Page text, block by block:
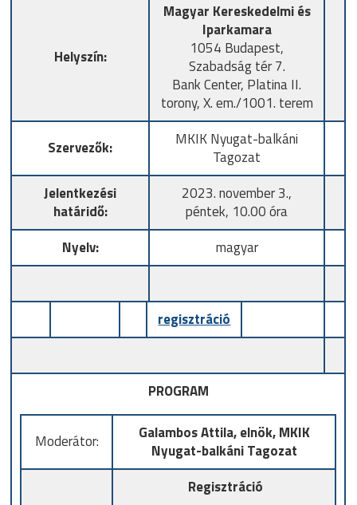
Helyszín:
Magyar Kereskedelmi és
Iparkamara
1054 Budapest,
Szabadság tér 7.
Bank Center, Platina II.
torony, X. em./1001. terem
Szervezők:
MKIK Nyugat-balkáni
Tagozat
Jelentkezési
határidő:
2023. november 3.,
péntek, 10.00 óra
Nyelv:
magyar
regisztráció
PROGRAM
Moderátor:
Galambos Attila, elnök, MKIK
Nyugat-balkáni Tagozat
Regisztráció